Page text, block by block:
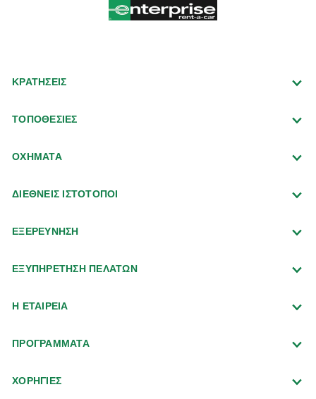
ΚΡΑΤΗΣΕΙΣ
ΤΟΠΟΘΕΣΙΕΣ
ΟΧΗΜΑΤΑ
ΔΙΕΘΝΕΙΣ ΙΣΤΟΤΟΠΟΙ
ΕΞΕΡΕΥΝΗΣΗ
ΕΞΥΠΗΡΕΤΗΣΗ ΠΕΛΑΤΩΝ
Η ΕΤΑΙΡΕΙΑ
ΠΡΟΓΡΑΜΜΑΤΑ
ΧΟΡΗΓΙΕΣ